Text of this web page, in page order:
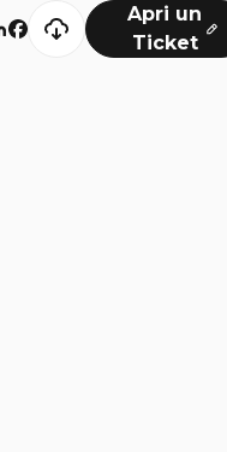
Apri un
Ticket